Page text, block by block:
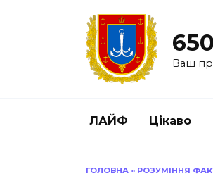
Ваш
ЛАЙФ Цікаво
ГОЛОВНА » РОЗУМІННЯ